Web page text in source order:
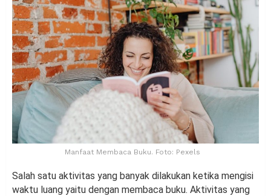
Manfaat Membaca Buku. Foto: Pexels
Salah satu aktivitas yang banyak dilakukan ketika mengisi
waktu luang yaitu dengan membaca buku. Aktivitas yang